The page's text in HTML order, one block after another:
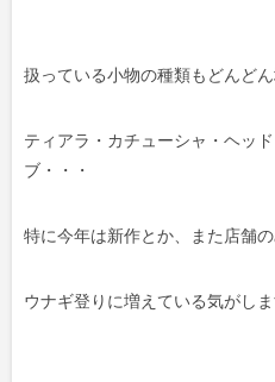
扱っている小物の種類もどんどん
ティアラ・カチューシャ・ヘッ
ブ・・・
特に今年は新作とか、また店舗
ウナギ登りに増えている気がしま